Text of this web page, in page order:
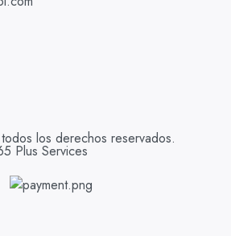
los derechos reservados.
Plus Services